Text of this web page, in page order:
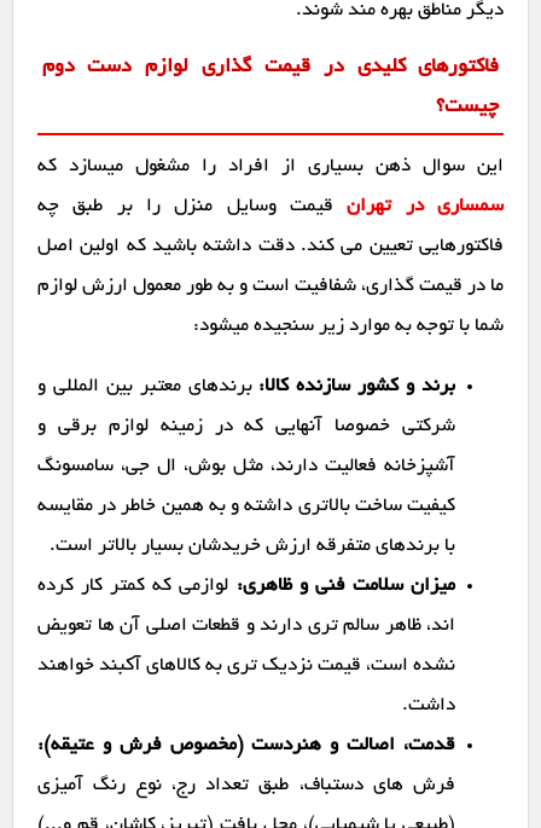
دیگر مناطق بهره مند شوند.
فاکتورهای کلیدی در قیمت گذاری لوازم دست دوم
چیست؟
این سوال ذهن بسیاری از افراد را مشغول میسازد که
سمساری در تهرانقیمت وسایل منزل را بر طبق چه
فاکتورهایی تعیین می کند. دقت داشته باشید که اولین اصل
ما در قیمت گذاری، شفافیت است و به طور معمول ارزش لوازم
شما با توجه به موارد زیر سنجیده میشود:
برند و کشور سازنده کالا: برندهای معتبر بین المللی و
شرکتی خصوصا آنهایی که در زمینه لوازم برقی و
آشپزخانه فعالیت دارند، مثل بوش، ال جی، سامسونگ
کیفیت ساخت بالاتری داشته و به همین خاطر در مقایسه
با برندهای متفرقه ارزش خریدشان بسیار بالاتر است.
میزان سلامت فنی و ظاهری: لوازمی که کمتر کار کرده
اند، ظاهر سالم تری دارند و قطعات اصلی آن ها تعویض
نشده است، قیمت نزدیک تری به کالاهای آکبند خواهند
داشت.
قدمت، اصالت و هنردست (مخصوص فرش و عتیقه):
فرش های دستباف، طبق تعداد رج، نوع رنگ آمیزی